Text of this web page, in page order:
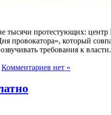
тысячи протестующих:
провокатора», который
требования к
Комментариев нет »